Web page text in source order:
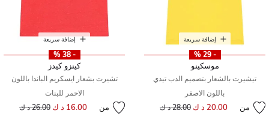
إضافة سريعة
- 29 %
موسكينو
تيشيرت بالشعار بتصميم الدب تيدي
باللون الاصفر
من 20.00 د ك سعر مخفض من
28.00 د ك
إضافة سريعة
- 38 %
كينزو كيدز
تشيرت بشعار ايسكريم الباندا باللون
الاحمر للبنات
من 16.00 د ك سعر مخفض من
26.00 د ك إلى